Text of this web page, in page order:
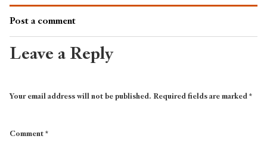
Post a comment
Leave a Reply
Your email address will not be published.Required fields are marked*
Comment*